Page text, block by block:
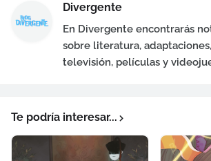
Divergente
En Divergente encontrarás
sobre literatura,
televisión, películas y
Te podría interesar...